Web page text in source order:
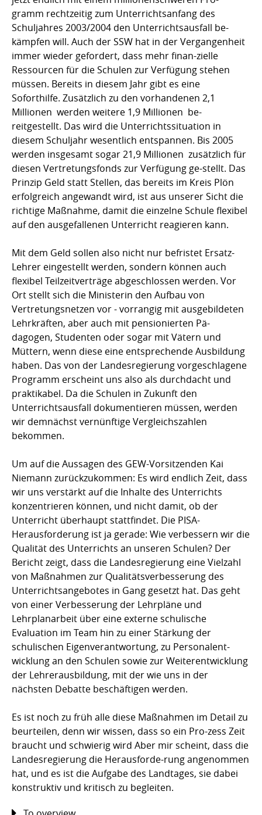
gramm rechtzeitig zum Unterrichtsanfang des
Schuljahres 2003/2004 den Unterrichtsausfall be-
kämpfen will. Auch der SSW hat in der Vergangenheit
immer wieder gefordert, dass mehr finan-zielle
Ressourcen für die Schulen zur Verfügung stehen
müssen. Bereits in diesem Jahr gibt es eine
Soforthilfe. Zusätzlich zu den vorhandenen 2,1
Millionen  werden weitere 1,9 Millionen  be-
reitgestellt. Das wird die Unterrichtssituation in
diesem Schuljahr wesentlich entspannen. Bis 2005
werden insgesamt sogar 21,9 Millionen  zusätzlich für
diesen Vertretungsfonds zur Verfügung ge-stellt. Das
Prinzip Geld statt Stellen, das bereits im Kreis Plön
erfolgreich angewandt wird, ist aus unserer Sicht die
richtige Maßnahme, damit die einzelne Schule flexibel
auf den ausgefallenen Unterricht reagieren kann.
Mit dem Geld sollen also nicht nur befristet Ersatz-
Lehrer eingestellt werden, sondern können auch
flexibel Teilzeitverträge abgeschlossen werden. Vor
Ort stellt sich die Ministerin den Aufbau von
Vertretungsnetzen vor - vorrangig mit ausgebildeten
Lehrkräften, aber auch mit pensionierten Pä-
dagogen, Studenten oder sogar mit Vätern und
Müttern, wenn diese eine entsprechende Ausbildung
haben. Das von der Landesregierung vorgeschlagene
Programm erscheint uns also als durchdacht und
praktikabel. Da die Schulen in Zukunft den
Unterrichtsausfall dokumentieren müssen, werden
wir demnächst vernünftige Vergleichszahlen
bekommen.
Um auf die Aussagen des GEW-Vorsitzenden Kai
Niemann zurückzukommen: Es wird endlich Zeit, dass
wir uns verstärkt auf die Inhalte des Unterrichts
konzentrieren können, und nicht damit, ob der
Unterricht überhaupt stattfindet. Die PISA-
Herausforderung ist ja gerade: Wie verbessern wir die
Qualität des Unterrichts an unseren Schulen? Der
Bericht zeigt, dass die Landesregierung eine Vielzahl
von Maßnahmen zur Qualitätsverbesserung des
Unterrichtsangebotes in Gang gesetzt hat. Das geht
von einer Verbesserung der Lehrpläne und
Lehrplanarbeit über eine externe schulische
Evaluation im Team hin zu einer Stärkung der
schulischen Eigenverantwortung, zu Personalent-
wicklung an den Schulen sowie zur Weiterentwicklung
der Lehrerausbildung, mit der wie uns in der
nächsten Debatte beschäftigen werden.
Es ist noch zu früh alle diese Maßnahmen im Detail zu
beurteilen, denn wir wissen, dass so ein Pro-zess Zeit
braucht und schwierig wird Aber mir scheint, dass die
Landesregierung die Herausforde-rung angenommen
hat, und es ist die Aufgabe des Landtages, sie dabei
konstruktiv und kritisch zu begleiten.